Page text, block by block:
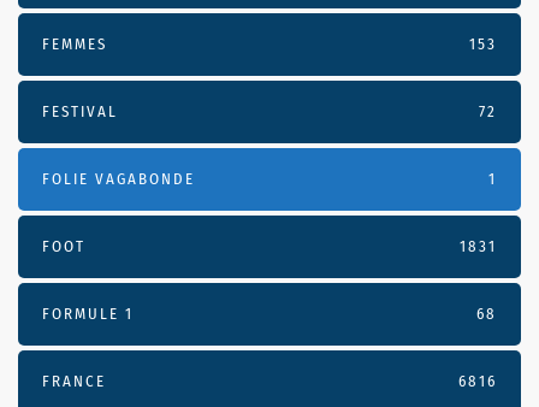
FEMMES 153
FESTIVAL 72
FOLIE VAGABONDE 1
FOOT 1831
FORMULE 1 68
FRANCE 6816